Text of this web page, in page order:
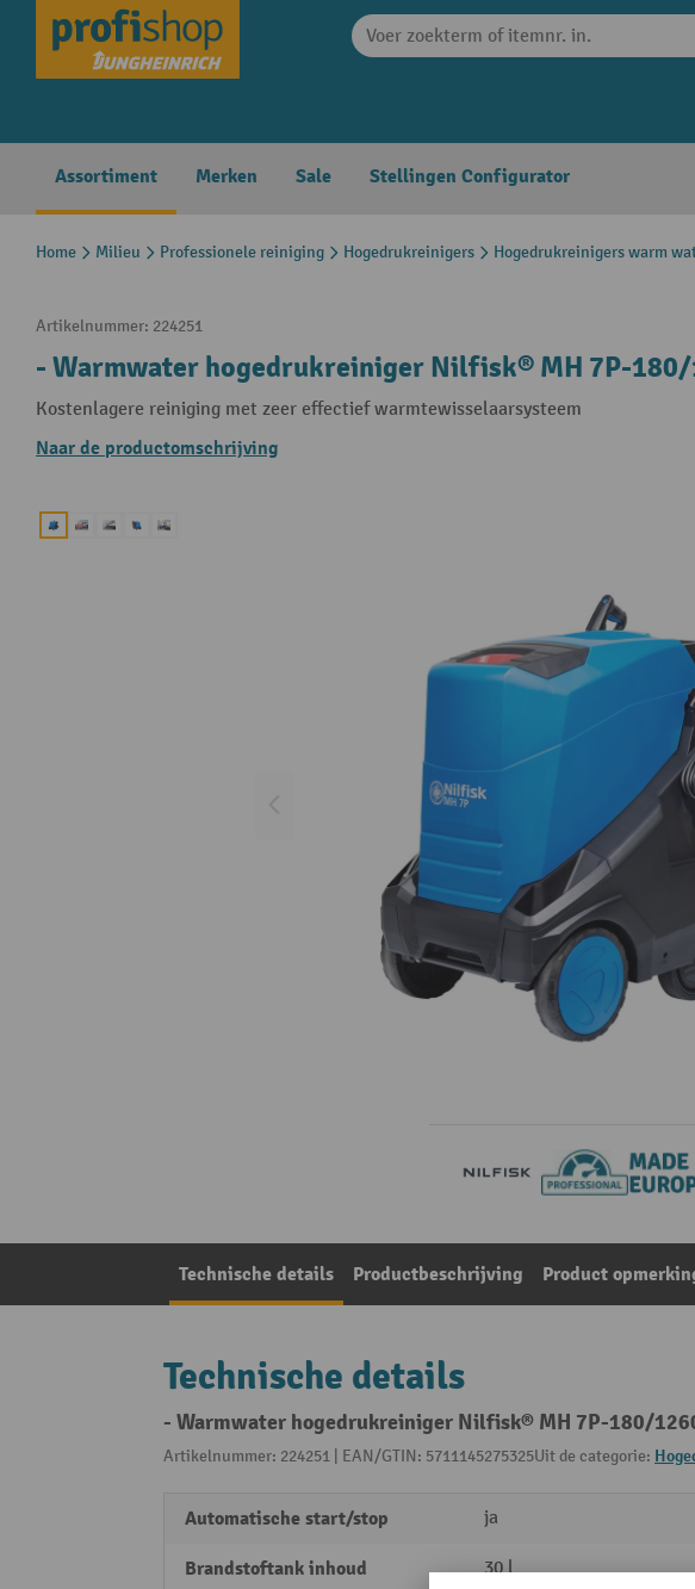
Skip to main navigation
Assortiment Merken Sale Stellingen Configurator
Home Milieu Professionele reiniging Hogedrukreinigers Hogedrukreinigers warm
Artikelnummer: 224251
- Warmwater hogedrukreiniger Nilfisk® MH 7P-180/
Kostenlagere reiniging met zeer effectief warmtewisselaarsysteem
Naar de productomschrijving
Technische details Productbeschrijving Product
Technische details
- Warmwater hogedrukreiniger Nilfisk® MH 7P-180/
Artikelnummer: 224251 | EAN/GTIN: 5711145275325Uit de categorie:
Automatische start/stop ja
Brandstoftank inhoud 30 l